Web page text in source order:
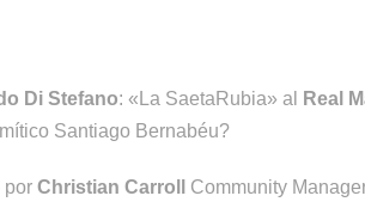
Di Stefano: «La SaetaRubia» al Real
Santiago Bernabéu?
por Christian Carroll Community